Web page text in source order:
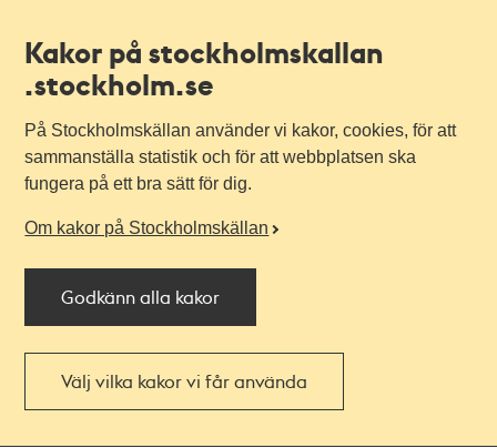
Kakor på stockholmskallan
.stockholm.se
På Stockholmskällan använder vi kakor, cookies, för att
sammanställa statistik och för att webbplatsen ska
fungera på ett bra sätt för dig.
Om kakor på Stockholmskällan
Godkänn alla kakor
Välj vilka kakor vi får använda